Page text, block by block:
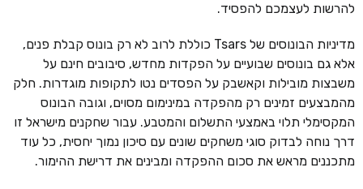
להרשות לעצמכם להפסיד.
מדיניות הבונוסים של Tsars כוללת לרוב לא רק בונוס קבלת פנים,
אלא גם בונוסים שבועיים על הפקדות מחדש, סיבובים חינם על
משבצות מובילות וקאשבק על הפסדים נטו לתקופות מוגדרות. חלק
מהמבצעים זמינים רק מהפקדה במינימום מסוים, וגובה הבונוס
המקסימלי תלוי באמצעי התשלום והמטבע. עבור שחקנים מישראל זו
דרך נוחה לבדוק סוגי משחקים שונים עם סיכון נמוך יחסית, כל עוד
מתכננים מראש את סכום ההפקדה ומבינים את דרישת ההימור.